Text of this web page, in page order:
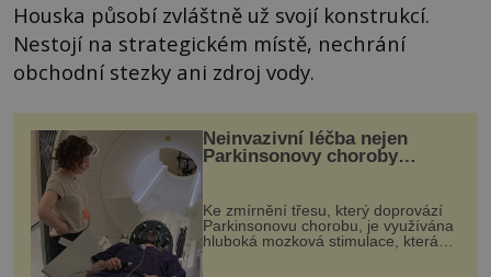
Houska působí zvláštně už svojí konstrukcí.
Nestojí na strategickém místě, nechrání
obchodní stezky ani zdroj vody.
Neinvazivní léčba nejen
Parkinsonovy choroby
Ke zmírnění třesu, který doprovází
Parkinsonovu chorobu, je využívána
hluboká mozková stimulace, která
však vyžaduje vysoce invazivní